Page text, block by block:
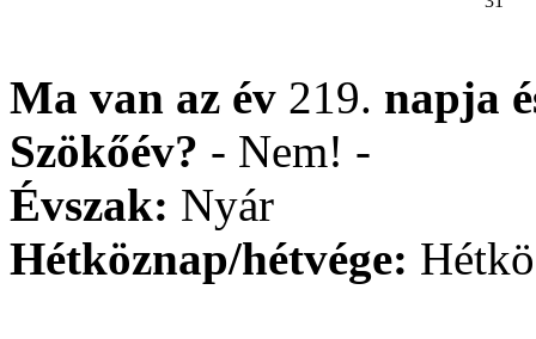
Ma van az év 219. napja
Szökőév? - Nem! -
Évszak: Nyár
Hétköznap/hétvége: